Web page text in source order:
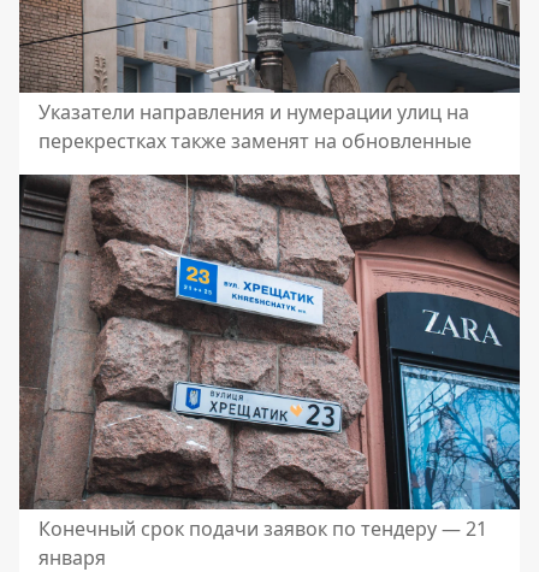
Указатели направления и нумерации улиц на
перекрестках также заменят на обновленные
Конечный срок подачи заявок по тендеру — 21
января